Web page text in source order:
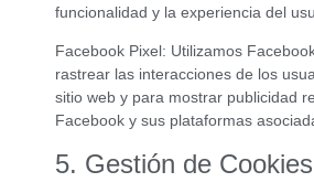
funcionalidad y la experiencia del
Facebook Pixel: Utilizamos
rastrear las interacciones de los
sitio web y para mostrar publicidad
Facebook y sus plataformas
5. Gestión de Cookies